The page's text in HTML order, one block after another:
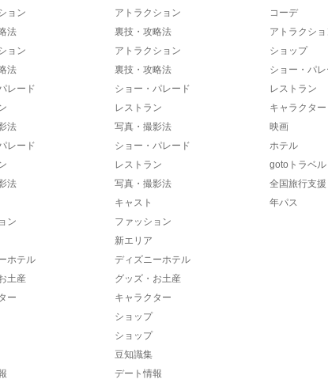
ョン
法
ョン
法
レード
法
レード
法
ン
ホテル
土産
ー
アトラクション
裏技・攻略法
アトラクション
裏技・攻略法
ショー・パレード
レストラン
写真・撮影法
ショー・パレード
レストラン
写真・撮影法
キャスト
ファッション
新エリア
ディズニーホテル
グッズ・お土産
キャラクター
ショップ
ショップ
豆知識集
デート情報
コーデ
アトラクシ
ショップ
ショー・パ
レストラン
キャラクター
映画
ホテル
gotoトラベル
全国旅行支援
年パス